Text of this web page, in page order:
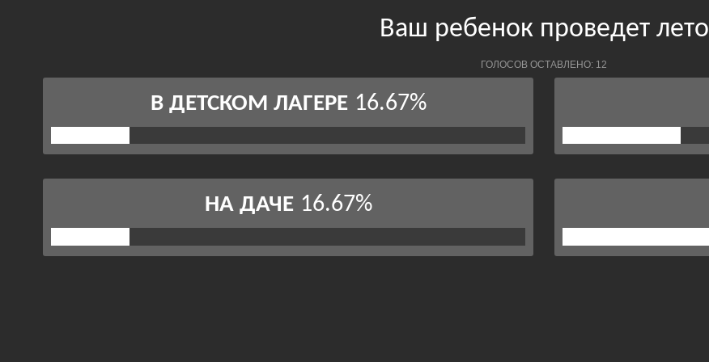
Ваш ребенок проведет лето
ГОЛОСОВ ОСТАВЛЕНО: 12
В ДЕТСКОМ ЛАГЕРЕ 16.67%
НА ДАЧЕ 16.67%